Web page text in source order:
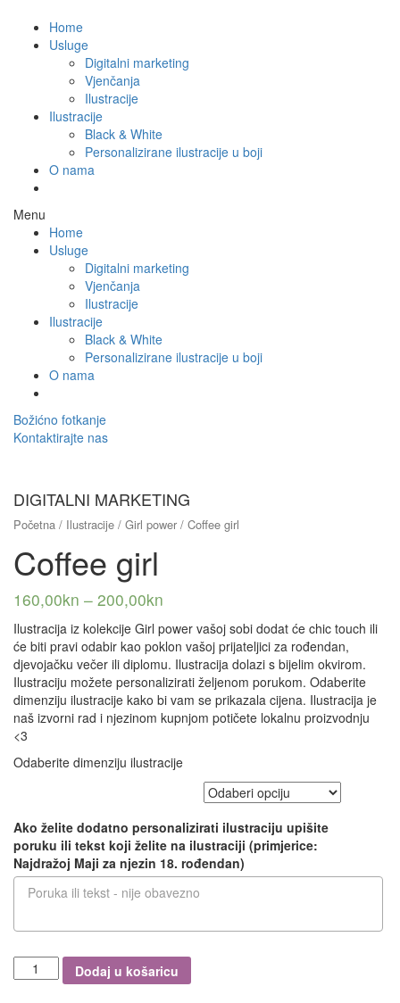
Home
Usluge
Digitalni marketing
Vjenčanja
Ilustracije
Ilustracije
Black & White
Personalizirane ilustracije u boji
O nama
Menu
Home
Usluge
Digitalni marketing
Vjenčanja
Ilustracije
Ilustracije
Black & White
Personalizirane ilustracije u boji
O nama
Božićno fotkanje
Kontaktirajte nas
DIGITALNI MARKETING
Početna / Ilustracije / Girl power / Coffee girl
Coffee girl
160,00kn – 200,00kn
Ilustracija iz kolekcije Girl power vašoj sobi dodat će chic touch ili
će biti pravi odabir kao poklon vašoj prijateljici za rođendan,
djevojačku večer ili diplomu. Ilustracija dolazi s bijelim okvirom.
Ilustraciju možete personalizirati željenom porukom. Odaberite
dimenziju ilustracije kako bi vam se prikazala cijena. Ilustracija je
naš izvorni rad i njezinom kupnjom potičete lokalnu proizvodnju
<3
Odaberite dimenziju ilustracije
Ako želite dodatno personalizirati ilustraciju upišite
poruku ili tekst koji želite na ilustraciji (primjerice:
Najdražoj Maji za njezin 18. rođendan)
Coffee
girl
Dodaj u košaricu